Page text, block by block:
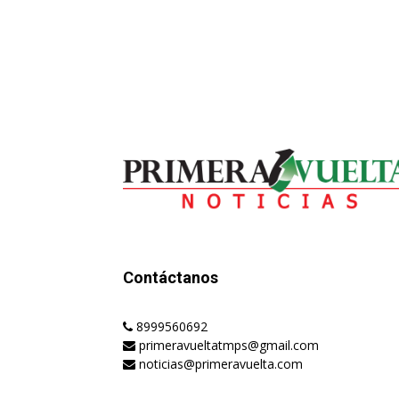
Contáctanos
8999560692
primeravueltatmps@gmail.com
noticias@primeravuelta.com